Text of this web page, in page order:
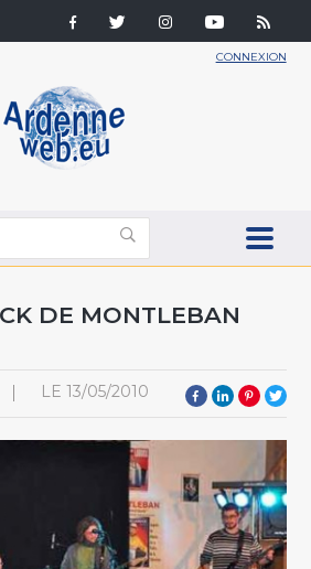
CONNEXION
DE MONTLEBAN
LE 13/05/2010